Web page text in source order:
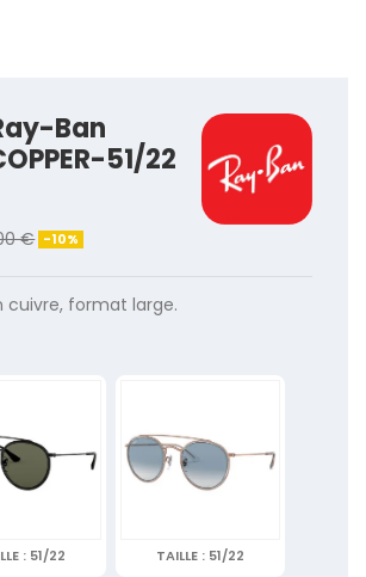
Ban
51/22
€ -10%
cuivre, format large.
: 51/22 TAILLE : 51/22